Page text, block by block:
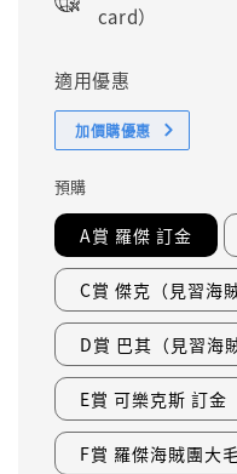
card）
適用優惠
加價購優惠
預購
A賞 羅傑 訂金
C賞 傑克（見習海
D賞 巴其（見習海
E賞 可樂克斯 訂金
F賞 羅傑海賊團大